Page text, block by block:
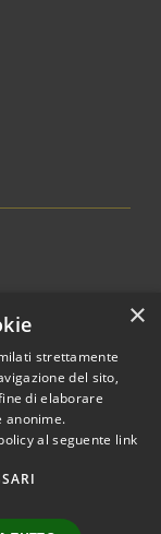
2026 • Comune di
×
strettamente
del sito,
di elaborare
anonime.
al seguente link